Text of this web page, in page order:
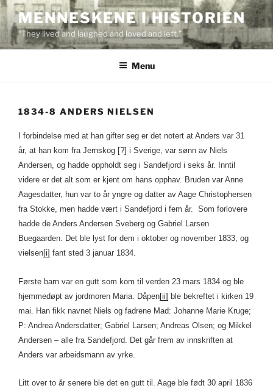
Skip
to
content
MENNESKENE I HISTORIEN
“They lived and laughed and loved and left.”
Menu
1834-8 ANDERS NIELSEN
I forbindelse med at han gifter seg er det notert at Anders var 31
år, at han kom fra Jernskog [?] i Sverige, var sønn av Niels
Andersen, og hadde oppholdt seg i Sandefjord i seks år. Inntil
videre er det alt som er kjent om hans opphav. Bruden var Anne
Aagesdatter, hun var to år yngre og datter av Aage Christophersen
fra Stokke, men hadde vært i Sandefjord i fem år. Som forlovere
hadde de Anders Andersen Sveberg og Gabriel Larsen
Buegaarden. Det ble lyst for dem i oktober og november 1833, og
vielsen[i] fant sted 3 januar 1834.
Første barn var en gutt som kom til verden 23 mars 1834 og ble
hjemmedøpt av jordmoren Maria. Dåpen[ii] ble bekreftet i kirken 19
mai. Han fikk navnet Niels og fadrene Mad: Johanne Marie Kruge;
P: Andrea Andersdatter; Gabriel Larsen; Andreas Olsen; og Mikkel
Andersen – alle fra Sandefjord. Det går frem av innskriften at
Anders var arbeidsmann av yrke.
Litt over to år senere ble det en gutt til. Aage ble født 30 april 1836